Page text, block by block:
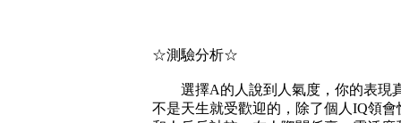
☆測驗分析☆
選擇A的人說到人氣度，你的表現真
不是天生就受歡迎的，除了個人IQ領